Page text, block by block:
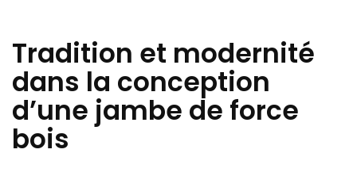
Tradition et modernité
dans la conception
d’une jambe de force
bois